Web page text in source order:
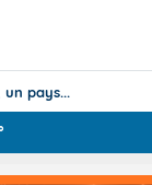
Prévisions